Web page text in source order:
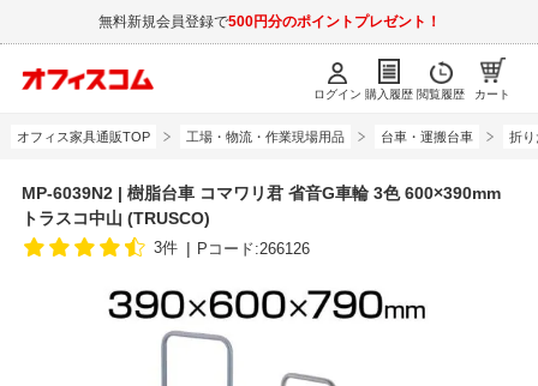
無料新規会員登録で500円分のポイントプレゼント！
ログイン 購入履歴 閲覧履歴 カート
オフィス家具通販TOP 工場・物流・作業現場用品 台車・運搬台車 折り
MP-6039N2 | 樹脂台車 コマワリ君 省音G車輪 3色 600×390mm
トラスコ中山 (TRUSCO)
3件 Pコード:266126